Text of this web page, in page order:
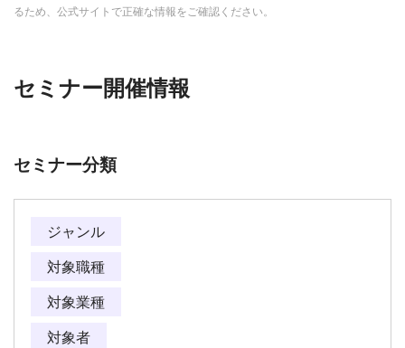
るため、公式サイトで正確な情報をご確認ください。
セミナー開催情報
セミナー分類
ジャンル
対象職種
対象業種
対象者